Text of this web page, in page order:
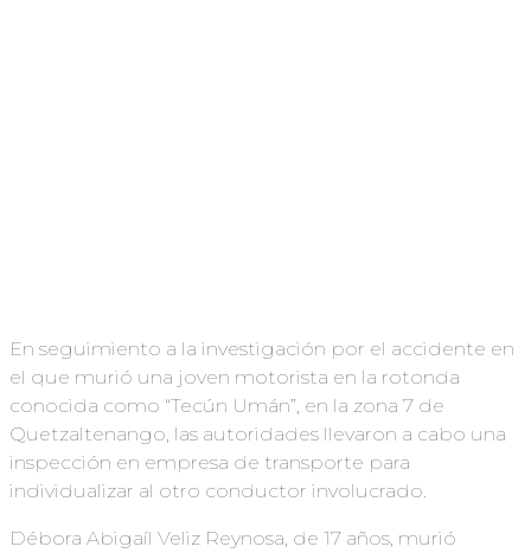
En seguimiento a la investigación por el accidente en
el que murió una joven motorista en la rotonda
conocida como “Tecún Umán”, en la zona 7 de
Quetzaltenango, las autoridades llevaron a cabo una
inspección en empresa de transporte para
individualizar al otro conductor involucrado.
Débora Abigaíl Veliz Reynosa, de 17 años, murió